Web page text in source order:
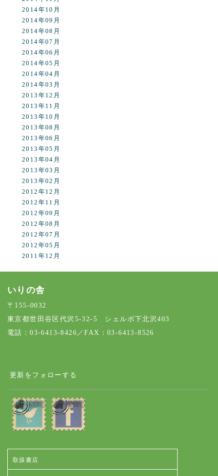
2014年10月
2014年09月
2014年08月
2014年07月
2014年06月
2014年05月
2014年04月
2014年03月
2013年12月
2013年11月
2013年10月
2013年08月
2013年06月
2013年05月
2013年04月
2013年03月
2013年02月
2012年12月
2012年11月
2012年09月
2012年08月
2012年07月
2012年05月
2011年12月
いりの舎
〒155-0032
東京都世田谷区代沢5-32-5 シェルボ下北沢403
電話：03-6413-8426／FAX：03-6413-8526
更新をフォローする
取扱書店